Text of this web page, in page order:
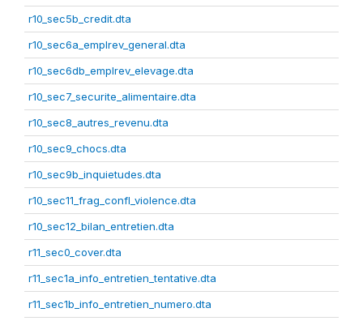
r10_sec5b_credit.dta
r10_sec6a_emplrev_general.dta
r10_sec6db_emplrev_elevage.dta
r10_sec7_securite_alimentaire.dta
r10_sec8_autres_revenu.dta
r10_sec9_chocs.dta
r10_sec9b_inquietudes.dta
r10_sec11_frag_confl_violence.dta
r10_sec12_bilan_entretien.dta
r11_sec0_cover.dta
r11_sec1a_info_entretien_tentative.dta
r11_sec1b_info_entretien_numero.dta